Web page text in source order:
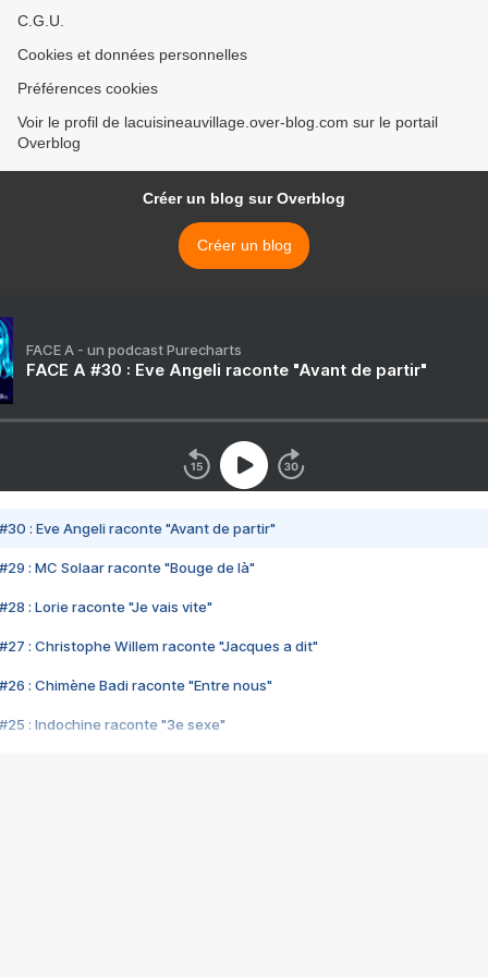
C.G.U.
Cookies et données personnelles
Préférences cookies
Voir le profil de lacuisineauvillage.over-blog.com sur le portail
Overblog
Créer un blog sur Overblog
Créer un blog
FACE A - un podcast Purecharts
FACE A #30 : Eve Angeli raconte "Avant de partir"
#30 : Eve Angeli raconte "Avant de partir"
#29 : MC Solaar raconte "Bouge de là"
#28 : Lorie raconte "Je vais vite"
#27 : Christophe Willem raconte "Jacques a dit"
#26 : Chimène Badi raconte "Entre nous"
#25 : Indochine raconte "3e sexe"